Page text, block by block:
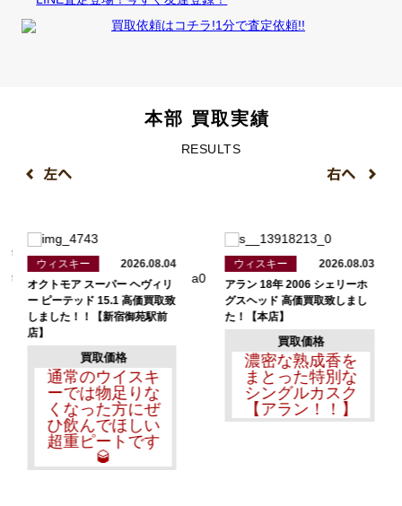
本部 買取実績
RESULTS
ウィスキー
2026.08.04
オクトモア スーパー ヘヴィリ
ー ピーテッド 15.1 高価買取致
しました！！【新宿御苑駅前
店】
買取価格
通常のウイスキ
ーでは物足りな
くなった方にぜ
ひ飲んでほしい
超重ピートです
🥃
ウィスキー
2026.08.03
アラン 18年 2006 シェリーホ
グスヘッド 高価買取致しまし
た！【本店】
買取価格
濃密な熟成香を
まとった特別な
シングルカスク
【アラン！！】